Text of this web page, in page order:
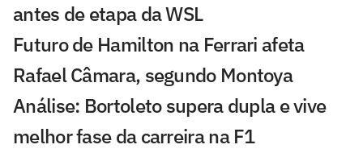
antes de etapa da WSL
Futuro de Hamilton na Ferrari afeta
Rafael Câmara, segundo Montoya
Análise: Bortoleto supera dupla e vive
melhor fase da carreira na F1